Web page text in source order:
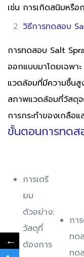
เช่น การเกิดสนิมหรื
วิธีการทดสอบ
การทดสอบ Salt
ออกแบบมาโดยเฉพา
แวดล้อมที่มีความชื้น
สภาพแวดล้อมที่วัสดุจ
การกระทำของเกลือ
ขั้นตอนการทดส
การเตรี
ยม
ตัวอย่าง:
วัสดุที่
ต้องการ
กา
ทด
ทด
←